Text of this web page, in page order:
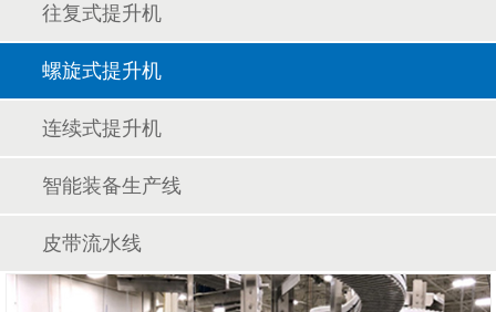
往复式提升机
螺旋式提升机
连续式提升机
智能装备生产线
皮带流水线